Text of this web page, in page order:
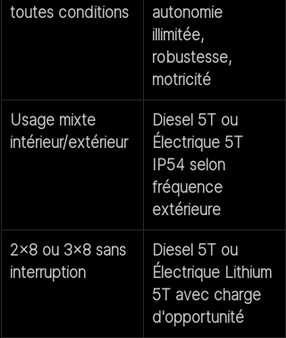
toutes conditions
autonomie
illimitée,
robustesse,
motricité
Usage mixte
intérieur/extérieur
Diesel 5T ou
Électrique 5T
IP54 selon
fréquence
extérieure
2×8 ou 3×8 sans
interruption
Diesel 5T ou
Électrique Lithium
5T avec charge
d'opportunité